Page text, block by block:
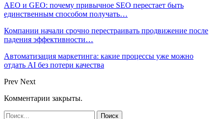
AEO и GEO: почему привычное SEO перестает быть
единственным способом получать…
Компании начали срочно перестраивать продвижение после
падения эффективности…
Автоматизация маркетинга: какие процессы уже можно
отдать AI без потери качества
Prev Next
Комментарии закрыты.